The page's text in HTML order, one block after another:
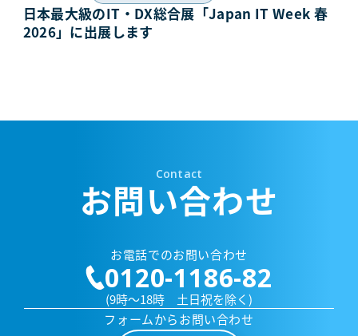
日本最大級のIT・DX総合展「Japan IT Week 春
2026」に出展します
Contact
お問い合わせ
お電話でのお問い合わせ
0120-1186-82
(9時～18時 土日祝を除く)
フォームからお問い合わせ